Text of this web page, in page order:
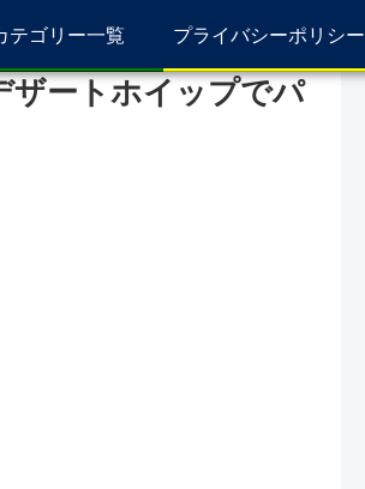
テゴリー一覧 プライバシーポリシー
ザートホイップでパ